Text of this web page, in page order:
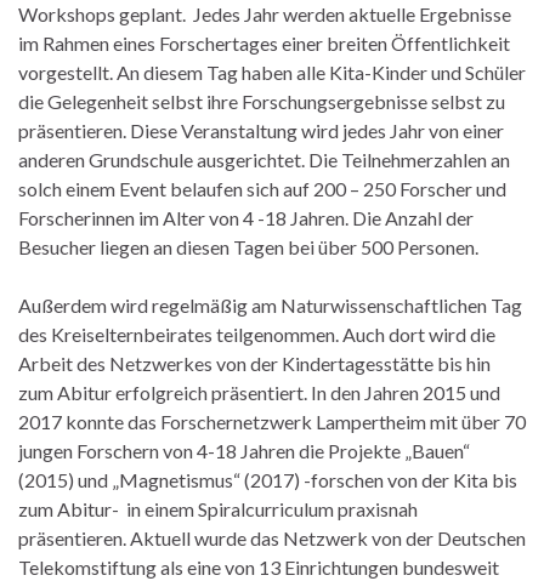
Workshops geplant. Jedes Jahr werden aktuelle Ergebnisse
im Rahmen eines Forschertages einer breiten Öffentlichkeit
vorgestellt. An diesem Tag haben alle Kita-Kinder und Schüler
die Gelegenheit selbst ihre Forschungsergebnisse selbst zu
präsentieren. Diese Veranstaltung wird jedes Jahr von einer
anderen Grundschule ausgerichtet. Die Teilnehmerzahlen an
solch einem Event belaufen sich auf 200 – 250 Forscher und
Forscherinnen im Alter von 4 -18 Jahren. Die Anzahl der
Besucher liegen an diesen Tagen bei über 500 Personen.
Außerdem wird regelmäßig am Naturwissenschaftlichen Tag
des Kreiselternbeirates teilgenommen. Auch dort wird die
Arbeit des Netzwerkes von der Kindertagesstätte bis hin
zum Abitur erfolgreich präsentiert. In den Jahren 2015 und
2017 konnte das Forschernetzwerk Lampertheim mit über 70
jungen Forschern von 4-18 Jahren die Projekte „Bauen“
(2015) und „Magnetismus“ (2017) -forschen von der Kita bis
zum Abitur- in einem Spiralcurriculum praxisnah
präsentieren. Aktuell wurde das Netzwerk von der Deutschen
Telekomstiftung als eine von 13 Einrichtungen bundesweit